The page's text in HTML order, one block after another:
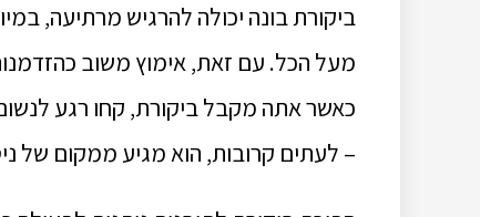
ביקורת בונה יכולה להרגיש מרתיעה,
מעל הכל. עם זאת, אימוץ משוב
כאשר אתה מקבל ביקורת, קחו רגע
– לעתים קרובות, הוא מגיע ממקום של